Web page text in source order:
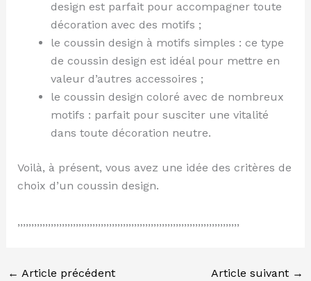
design est parfait pour accompagner toute
décoration avec des motifs ;
le coussin design à motifs simples : ce type
de coussin design est idéal pour mettre en
valeur d’autres accessoires ;
le coussin design coloré avec de nombreux
motifs : parfait pour susciter une vitalité
dans toute décoration neutre.
Voilà, à présent, vous avez une idée des critères de
choix d’un coussin design.
,,,,,,,,,,,,,,,,,,,,,,,,,,,,,,,,,,,,,,,,,,,,,,,,,,,,,,,,,,,,,,,,,,,,,,,,,,,,,,,,
← Article précédent Article suivant →